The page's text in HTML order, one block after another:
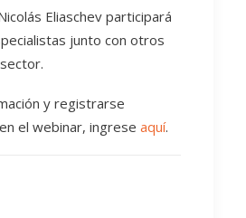
Eliaschev participará
junto con otros
y registrarse
el webinar, ingrese aquí.